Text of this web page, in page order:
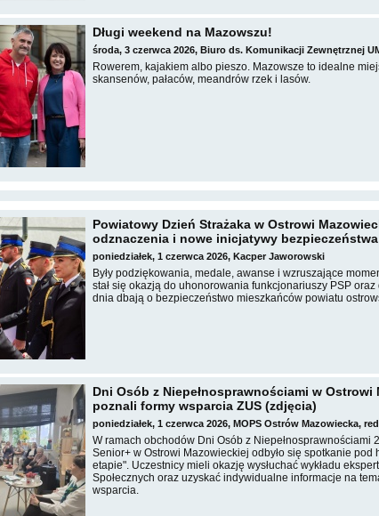
Długi weekend na Mazowszu!
środa, 3 czerwca 2026, Biuro ds. Komunikacji Zewnętrznej
Rowerem, kajakiem albo pieszo. Mazowsze to idealne
skansenów, pałaców, meandrów rzek i lasów.
Powiatowy Dzień Strażaka w Ostrowi
odznaczenia i nowe inicjatywy
poniedziałek, 1 czerwca 2026, Kacper Jaworowski
Były podziękowania, medale, awanse i wzruszające
stał się okazją do uhonorowania funkcjonariuszy PSP
dnia dbają o bezpieczeństwo mieszkańców powiatu
Dni Osób z Niepełnosprawnościami w Ostrowi
poznali formy wsparcia ZUS (zdjęcia)
poniedziałek, 1 czerwca 2026, MOPS Ostrów Mazowiecka,
W ramach obchodów Dni Osób z Niepełnosprawnościami
Senior+ w Ostrowi Mazowieckiej odbyło się spotkanie pod
etapie". Uczestnicy mieli okazję wysłuchać wykładu
Społecznych oraz uzyskać indywidualne informacje na
wsparcia.